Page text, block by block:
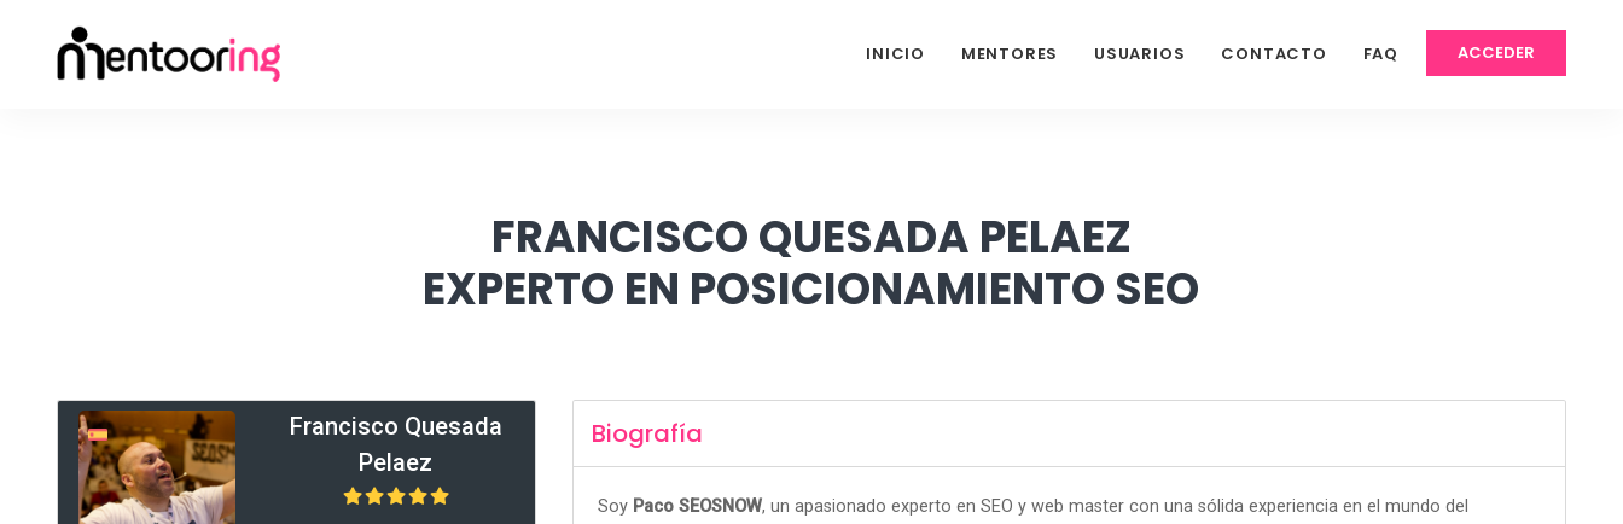
ACCEDER
INICIO MENTORES USUARIOS CONTACTO FAQ
FRANCISCO QUESADA PELAEZ
EXPERTO EN POSICIONAMIENTO SEO
Francisco Quesada
Pelaez
Biografía
Soy Paco SEOSNOW, un apasionado experto en SEO y web master con una sólida experiencia en el mundo del